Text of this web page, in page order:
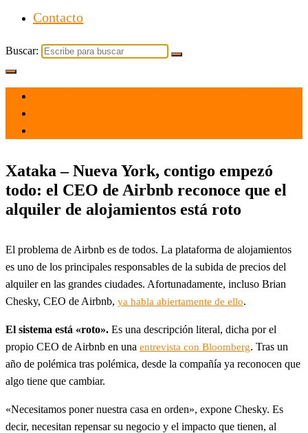
Contacto
Buscar:
Xataka – Nueva York, contigo empezó
todo: el CEO de Airbnb reconoce que el
alquiler de alojamientos está roto
El problema de Airbnb es de todos. La plataforma de alojamientos
es uno de los principales responsables de la subida de precios del
alquiler en las grandes ciudades. Afortunadamente, incluso Brian
Chesky, CEO de Airbnb, ya habla abiertamente de ello.
El sistema está «roto». Es una descripción literal, dicha por el
propio CEO de Airbnb en una entrevista con Bloomberg. Tras un
año de polémica tras polémica, desde la compañía ya reconocen que
algo tiene que cambiar.
«Necesitamos poner nuestra casa en orden», expone Chesky. Es
decir, necesitan repensar su negocio y el impacto que tienen, al